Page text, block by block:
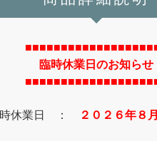
臨時休業日のお知
休業日 ： ２０２６年８